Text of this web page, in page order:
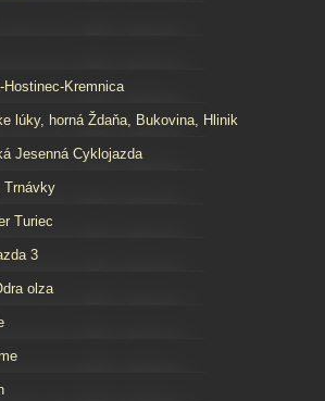
Kremnica
lúky, horná Ždaňa, Bukovina, Hlinik
Jesenná Cyklojazda
Trnávky
Turiec
3
olza